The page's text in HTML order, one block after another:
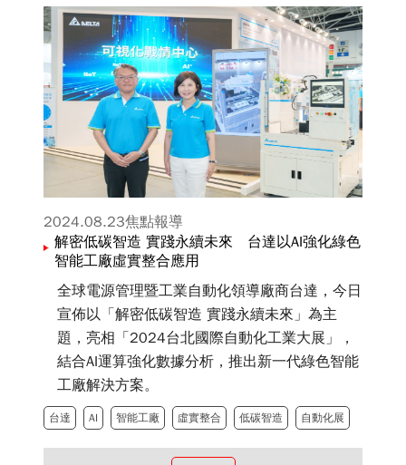
2024.08.23焦點報導
解密低碳智造 實踐永續未來 台達以AI強化綠色
智能工廠虛實整合應用
全球電源管理暨工業自動化領導廠商台達，今日
宣佈以「解密低碳智造 實踐永續未來」為主
題，亮相「2024台北國際自動化工業大展」，
結合AI運算強化數據分析，推出新一代綠色智能
工廠解決方案。
台達 AI 智能工廠 虛實整合 低碳智造 自動化展